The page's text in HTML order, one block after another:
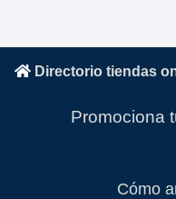
Directorio tiendas
Promociona
Cómo